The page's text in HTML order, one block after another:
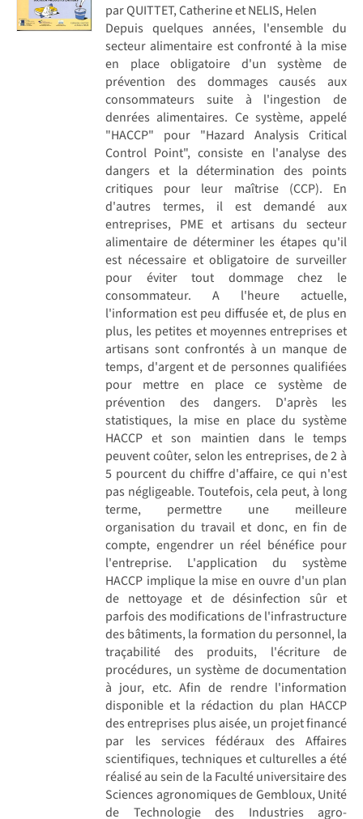
par QUITTET, Catherine et NELIS, Helen
Depuis quelques années, l'ensemble du
secteur alimentaire est confronté à la mise
en place obligatoire d'un système de
prévention des dommages causés aux
consommateurs suite à l'ingestion de
denrées alimentaires. Ce système, appelé
"HACCP" pour "Hazard Analysis Critical
Control Point", consiste en l'analyse des
dangers et la détermination des points
critiques pour leur maîtrise (CCP). En
d'autres termes, il est demandé aux
entreprises, PME et artisans du secteur
alimentaire de déterminer les étapes qu'il
est nécessaire et obligatoire de surveiller
pour éviter tout dommage chez le
consommateur. A l'heure actuelle,
l'information est peu diffusée et, de plus en
plus, les petites et moyennes entreprises et
artisans sont confrontés à un manque de
temps, d'argent et de personnes qualifiées
pour mettre en place ce système de
prévention des dangers. D'après les
statistiques, la mise en place du système
HACCP et son maintien dans le temps
peuvent coûter, selon les entreprises, de 2 à
5 pourcent du chiffre d'affaire, ce qui n'est
pas négligeable. Toutefois, cela peut, à long
terme, permettre une meilleure
organisation du travail et donc, en fin de
compte, engendrer un réel bénéfice pour
l'entreprise. L'application du système
HACCP implique la mise en ouvre d'un plan
de nettoyage et de désinfection sûr et
parfois des modifications de l'infrastructure
des bâtiments, la formation du personnel, la
traçabilité des produits, l'écriture de
procédures, un système de documentation
à jour, etc. Afin de rendre l'information
disponible et la rédaction du plan HACCP
des entreprises plus aisée, un projet financé
par les services fédéraux des Affaires
scientifiques, techniques et culturelles a été
réalisé au sein de la Faculté universitaire des
Sciences agronomiques de Gembloux, Unité
de Technologie des Industries agro-